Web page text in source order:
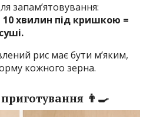
запам’ятовування:
10 хвилин під кришкою =
рис має бути м’яким,
кожного зерна.
👨‍🍳